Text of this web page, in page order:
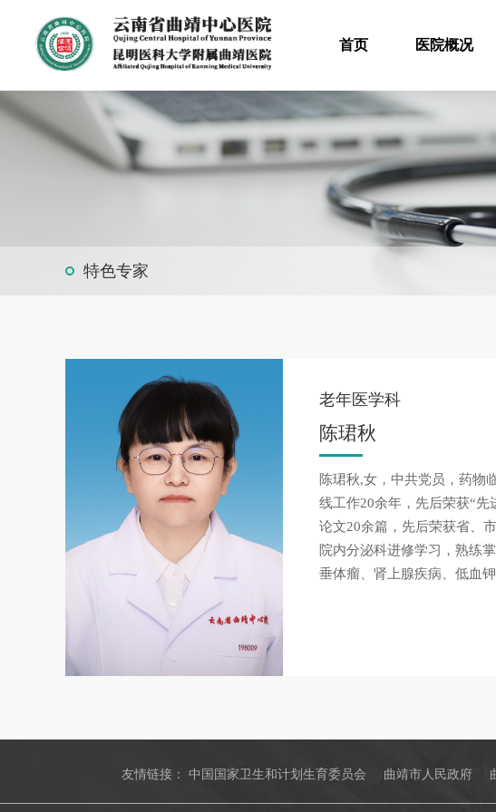
首页 医院概况
特色专家
老年医学科
陈珺秋
陈珺秋,女，中共党员，药物
线工作20余年，先后荣获“先
论文20余篇，先后荣获省、
院内分泌科进修学习，熟练
垂体瘤、肾上腺疾病、低血
友情链接：中国国家卫生和计划生育委员会 曲靖市人民政府